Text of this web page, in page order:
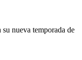
nueva temporada de